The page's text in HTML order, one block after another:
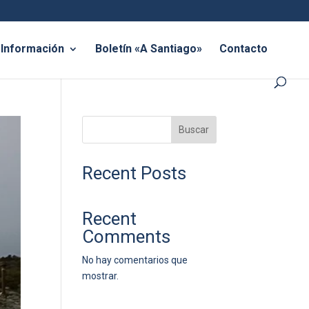
Información Boletín «A Santiago» Contacto
Buscar
Recent Posts
Recent
Comments
No hay comentarios que
mostrar.